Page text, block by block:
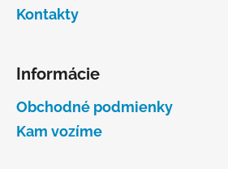
Kontakty
Informácie
Obchodné podmienky
Kam vozíme